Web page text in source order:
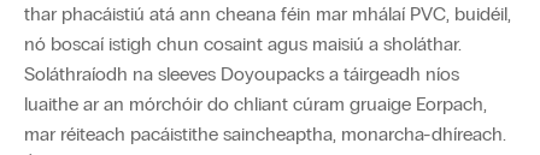
thar phacáistiú atá ann cheana féin mar mhálaí PVC, buidéil,
nó boscaí istigh chun cosaint agus maisiú a sholáthar.
Soláthraíodh na sleeves Doyoupacks a táirgeadh níos
luaithe ar an mórchóir do chliant cúram gruaige Eorpach,
mar réiteach pacáistithe saincheaptha, monarcha-dhíreach.